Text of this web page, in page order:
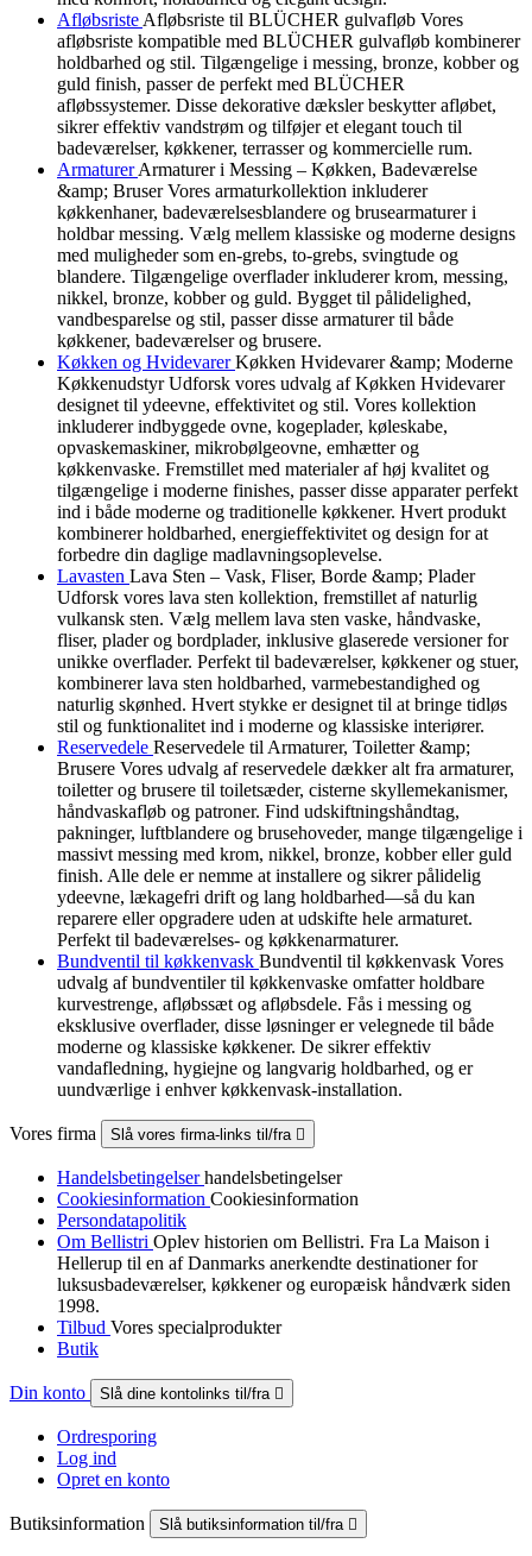
Afløbsriste Afløbsriste til BLÜCHER gulvafløb Vores
afløbsriste kompatible med BLÜCHER gulvafløb kombinerer
holdbarhed og stil. Tilgængelige i messing, bronze, kobber og
guld finish, passer de perfekt med BLÜCHER
afløbssystemer. Disse dekorative dæksler beskytter afløbet,
sikrer effektiv vandstrøm og tilføjer et elegant touch til
badeværelser, køkkener, terrasser og kommercielle rum.
ArmaturerArmaturer i Messing – Køkken, Badeværelse
&amp; Bruser Vores armaturkollektion inkluderer
køkkenhaner, badeværelsesblandere og brusearmaturer i
holdbar messing. Vælg mellem klassiske og moderne designs
med muligheder som en-grebs, to-grebs, svingtude og
blandere. Tilgængelige overflader inkluderer krom, messing,
nikkel, bronze, kobber og guld. Bygget til pålidelighed,
vandbesparelse og stil, passer disse armaturer til både
køkkener, badeværelser og brusere.
Køkken og HvidevarerKøkken Hvidevarer &amp; Moderne
Køkkenudstyr Udforsk vores udvalg af Køkken Hvidevarer
designet til ydeevne, effektivitet og stil. Vores kollektion
inkluderer indbyggede ovne, kogeplader, køleskabe,
opvaskemaskiner, mikrobølgeovne, emhætter og
køkkenvaske. Fremstillet med materialer af høj kvalitet og
tilgængelige i moderne finishes, passer disse apparater perfekt
ind i både moderne og traditionelle køkkener. Hvert produkt
kombinerer holdbarhed, energieffektivitet og design for at
forbedre din daglige madlavningsoplevelse.
Lavasten Lava Sten – Vask, Fliser, Borde &amp; Plader
Udforsk vores lava sten kollektion, fremstillet af naturlig
vulkansk sten. Vælg mellem lava sten vaske, håndvaske,
fliser, plader og bordplader, inklusive glaserede versioner for
unikke overflader. Perfekt til badeværelser, køkkener og stuer,
kombinerer lava sten holdbarhed, varmebestandighed og
naturlig skønhed. Hvert stykke er designet til at bringe tidløs
stil og funktionalitet ind i moderne og klassiske interiører.
Reservedele Reservedele til Armaturer, Toiletter &amp;
Brusere Vores udvalg af reservedele dækker alt fra armaturer,
toiletter og brusere til toiletsæder, cisterne skyllemekanismer,
håndvaskafløb og patroner. Find udskiftningshåndtag,
pakninger, luftblandere og brusehoveder, mange tilgængelige i
massivt messing med krom, nikkel, bronze, kobber eller guld
finish. Alle dele er nemme at installere og sikrer pålidelig
ydeevne, lækagefri drift og lang holdbarhed—så du kan
reparere eller opgradere uden at udskifte hele armaturet.
Perfekt til badeværelses- og køkkenarmaturer.
Bundventil til køkkenvask Bundventil til køkkenvask Vores
udvalg af bundventiler til køkkenvaske omfatter holdbare
kurvestrenge, afløbssæt og afløbsdele. Fås i messing og
eksklusive overflader, disse løsninger er velegnede til både
moderne og klassiske køkkener. De sikrer effektiv
vandafledning, hygiejne og langvarig holdbarhed, og er
uundværlige i enhver køkkenvask-installation.
Vores firma Slå vores firma-links til/fra 
Handelsbetingelserhandelsbetingelser
Cookiesinformation Cookiesinformation
Persondatapolitik
Om Bellistri Oplev historien om Bellistri. Fra La Maison i
Hellerup til en af Danmarks anerkendte destinationer for
luksus­badeværelser, køkkener og europæisk håndværk siden
1998.
Tilbud Vores specialprodukter
Butik
Din konto Slå dine kontolinks til/fra 
Ordresporing
Log ind
Opret en konto
Butiksinformation Slå butiksinformation til/fra 